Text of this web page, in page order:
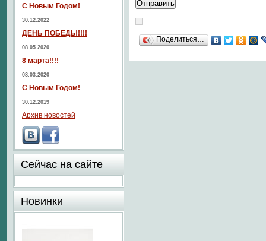
Поделиться…
С Новым Годом!
30.12.2022
ДЕНЬ ПОБЕДЫ!!!!
08.05.2020
8 марта!!!!
08.03.2020
С Новым Годом!
30.12.2019
Архив новостей
Сейчас на сайте
Новинки